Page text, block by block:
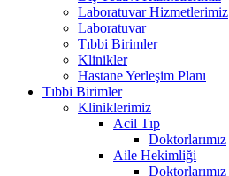
Laboratuvar Hizmetlerimiz
Laboratuvar
Tıbbi Birimler
Klinikler
Hastane Yerleşim Planı
Tıbbi Birimler
Kliniklerimiz
Acil Tıp
Doktorlarımız
Aile Hekimliği
Doktorlarımız